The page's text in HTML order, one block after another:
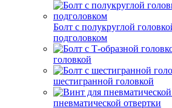
Болт с полукруглой
подголовком
головкой
шестигранной головкой
пневматической отвертки